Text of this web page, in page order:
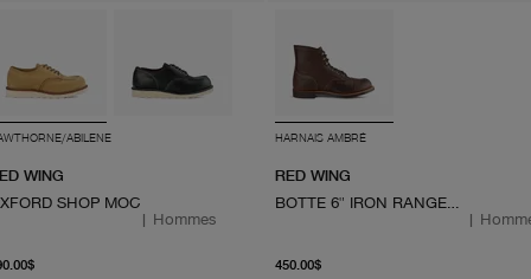
ABILENE
WING
SHOP MOC
| Hommes
À partir du prix actuel 390.00$
HARNAIS AMBRÉ
RED WING
BOTTE 6" IRON RANGER 8111
|
450.00$